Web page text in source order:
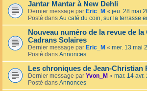
Jantar Mantar à New Dehli
Dernier message par Eric_M « jeu. 28 mai
Posté dans Au café du coin, sur la terrasse
Nouveau numéro de la revue de
Cadrans Solaires
Dernier message par Eric_M « mer. 13 mai
Posté dans Annonces
Les chroniques de Jean-Christian
Dernier message par Yvon_M « mar. 14 avr.
Posté dans Annonces